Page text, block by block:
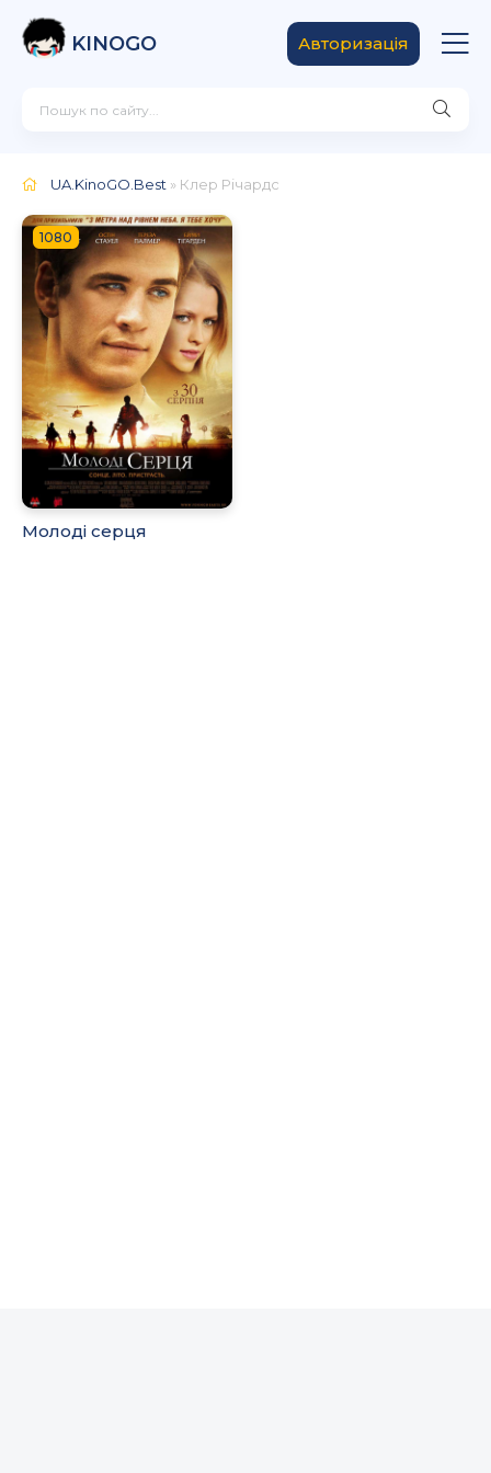
KINOGO Авторизація
UA.KinoGO.Best » Клер Річардс
1080
Молоді серця